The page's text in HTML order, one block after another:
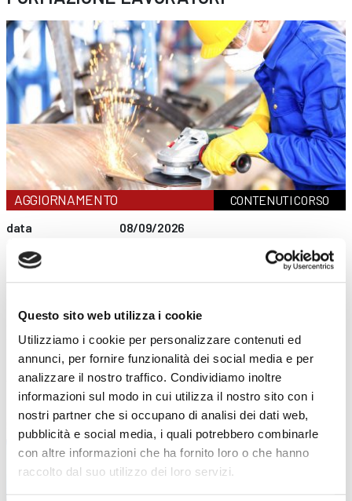
Questo sito web utilizza i cookie
Utilizziamo i cookie per personalizzare contenuti ed
annunci, per fornire funzionalità dei social media e per
analizzare il nostro traffico. Condividiamo inoltre
informazioni sul modo in cui utilizza il nostro sito con i
nostri partner che si occupano di analisi dei dati web,
pubblicità e social media, i quali potrebbero combinarle
con altre informazioni che ha fornito loro o che hanno
raccolto dal suo utilizzo dei loro servizi.
AGGIORNAMENTO
CONTENUTI CORSO
data
sede
prezzo
08/09/2026
data
durata
sede
prezzo
01/12/2026
6 ore
Clusone
€ 140
DETTAGLI E ISCRIZIONE